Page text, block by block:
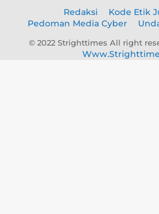
Redaksi
Kode Etik
Pedoman Media Cyber
© 2022 Strighttimes All right